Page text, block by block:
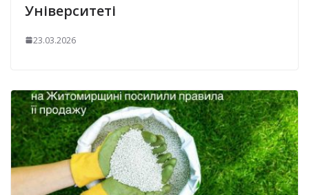
Університеті
23.03.2026